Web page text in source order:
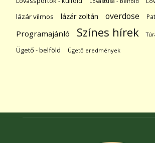
lázár vilmos lázár zoltán overdose
Programajánló Színes hírek
Ügető - belföld Ügető eredmények